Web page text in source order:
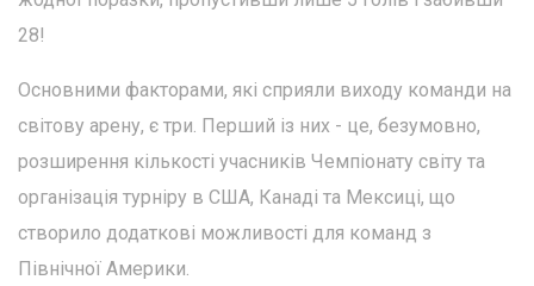
28!
Основними факторами, які сприяли виходу команди на
світову арену, є три. Перший із них - це, безумовно,
розширення кількості учасників Чемпіонату світу та
організація турніру в США, Канаді та Мексиці, що
створило додаткові можливості для команд з
Північної Америки.